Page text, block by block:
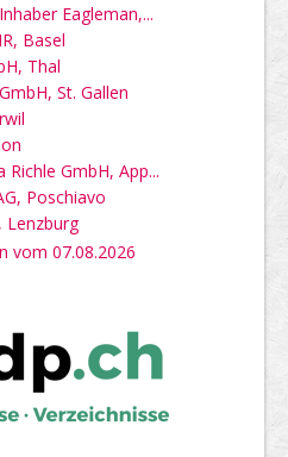
Eagleman,...
Basel
Thal
St. Gallen
Richle GmbH, App...
Poschiavo
Lenzburg
vom 07.08.2026